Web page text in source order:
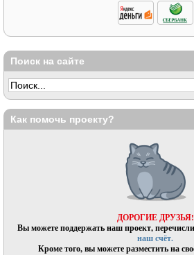
Поиск на сайте
Как помочь проекту?
ДОРОГИЕ ДРУЗЬЯ!
Вы можете поддержать наш проект,
наш счёт.
Кроме того, вы можете разместить на